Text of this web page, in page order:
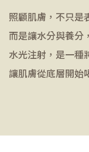
照顧肌膚，不只是
而是讓水分與養分
水光注射，是一種
讓肌膚從底層開始